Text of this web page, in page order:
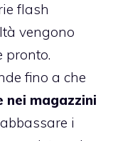
flash
vengono
pronto.
fino a che
nei magazzini
i